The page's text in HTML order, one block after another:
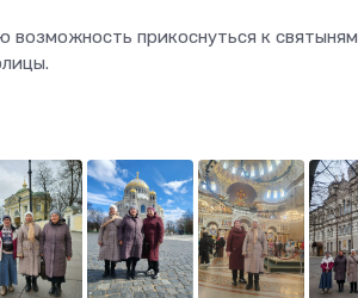
возможность прикоснуться к